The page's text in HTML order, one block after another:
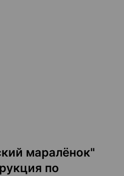
маралёнок"
по